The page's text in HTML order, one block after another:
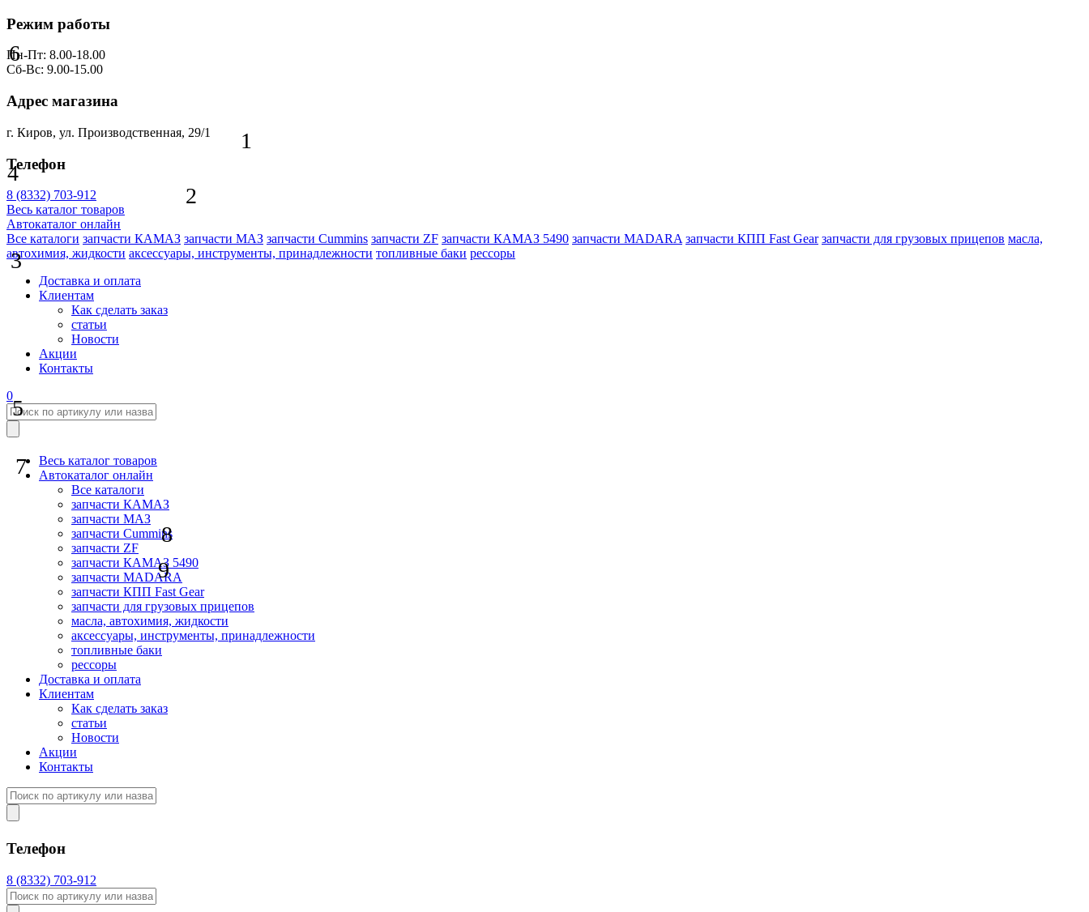
Режим работы
Пн-Пт: 8.00-18.00
Сб-Вс: 9.00-15.00
Адрес магазина
г. Киров, ул. Производственная, 29/1
Телефон
8 (8332) 703-912
Весь каталог товаров
Автокаталог онлайн
Все каталоги запчасти КАМАЗ запчасти МАЗ запчасти Cummins запчасти ZF запчасти КАМАЗ 5490 запчасти MADARA запчасти КПП Fast Gear запчасти для грузовых прицепов масла,
автохимия, жидкости аксессуары, инструменты, принадлежности топливные баки рессоры
Доставка и оплата
Клиентам
Как сделать заказ
статьи
Новости
Акции
Контакты
0
Весь каталог товаров
Автокаталог онлайн
Все каталоги
запчасти КАМАЗ
запчасти МАЗ
запчасти Cummins
запчасти ZF
запчасти КАМАЗ 5490
запчасти MADARA
запчасти КПП Fast Gear
запчасти для грузовых прицепов
масла, автохимия, жидкости
аксессуары, инструменты, принадлежности
топливные баки
рессоры
Доставка и оплата
Клиентам
Как сделать заказ
статьи
Новости
Акции
Контакты
Телефон
8 (8332) 703-912
1
2
3
4
5
6
7
8
9